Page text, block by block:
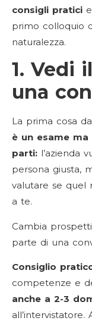
consigli pratici
primo colloquio
naturalezza.
1. Vedi
una
La prima cosa
è un esame
parti: l’azienda
persona giusta,
valutare se quel
a te.
Cambia
parte di una
Consiglio
competenze e
anche a 2-3
all’intervistatore.